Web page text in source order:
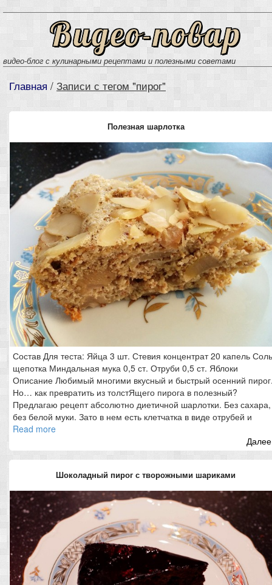
Видео-повар
видео-блог с кулинарными рецептами и полезными советами
Главная / Записи с тегом "пирог"
Полезная шарлотка
Состав Для теста: Яйца 3 шт. Стевия концентрат 20 капель Соль
щепотка Миндальная мука 0,5 ст. Отруби 0,5 ст. Яблоки
Описание Любимый многими вкусный и быстрый осенний
Но… как превратить из толстЯщего пирога в полезный?
Предлагаю рецепт абсолютно диетичной шарлотки. Без сахара,
без белой муки. Зато в нем есть клетчатка в виде отрубей и
Read more
Шоколадный пирог с творожными шариками